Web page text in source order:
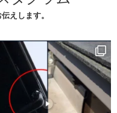
えします。